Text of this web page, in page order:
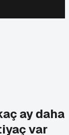
ay daha
var